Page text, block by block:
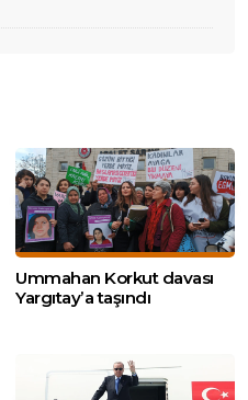
Ummahan Korkut davası
Yargıtay’a taşındı